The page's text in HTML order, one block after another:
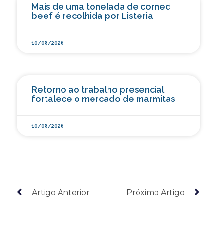
Mais de uma tonelada de corned
beef é recolhida por Listeria
10/08/2026
Retorno ao trabalho presencial
fortalece o mercado de marmitas
10/08/2026
Artigo Anterior Próximo Artigo